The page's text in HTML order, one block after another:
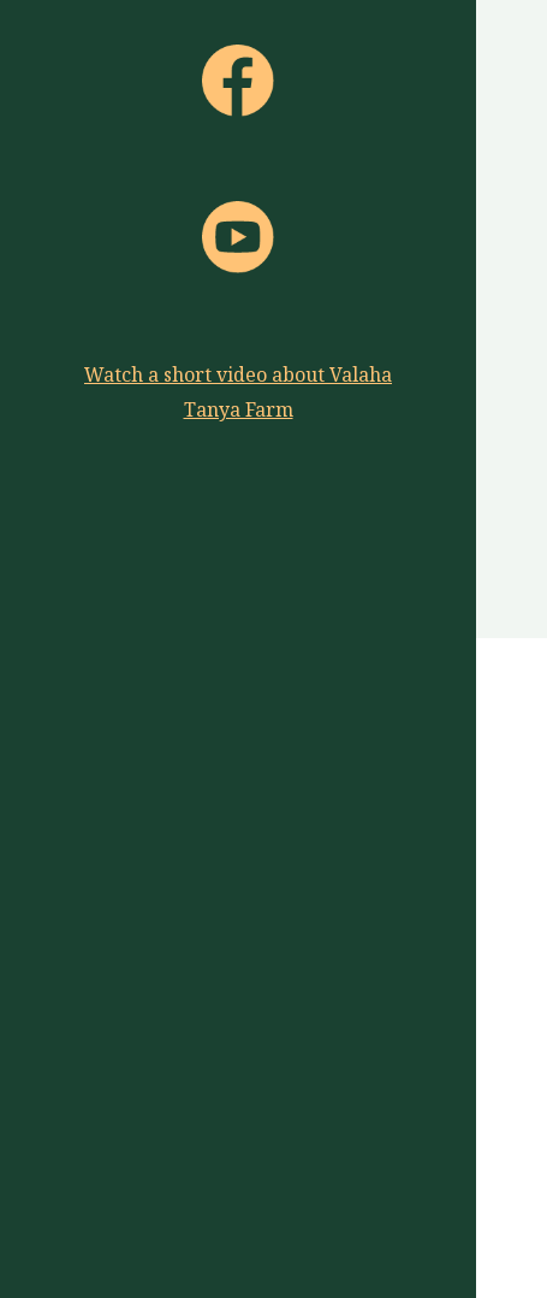
Watch a short video about Valaha
Tanya Farm